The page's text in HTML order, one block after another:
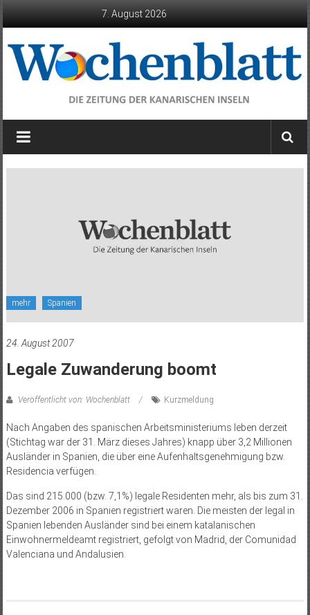
7. August 2026
Wochenblatt
die
mehr Spanien
24. August 2007
Legale Zuwanderung boomt
Veröffentlicht von: Wochenblatt Kurzmeldung
Nach Angaben des spanischen Arbeitsministeriums leben derzeit
(Stichtag war der 31. März dieses Jahres) knapp über 3,2 Millionen
Ausländer in Spanien, die über eine Aufenhaltsgenehmigung bzw.
Residencia verfügen.
Das sind 215.000 (bzw. 7,1%) legale Residenten mehr, als bis zum 31.
Dezember 2006 in Spanien registriert waren. Die meisten der legal in
Spanien lebenden Ausländer sind bei einem katalanischen
Einwohnermeldeamt registriert, gefolgt von Madrid, der Comunidad
Valenciana und Andalusien.